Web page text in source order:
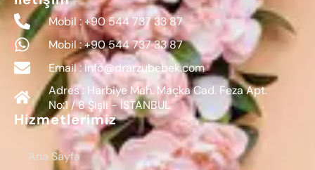
Mobil : +90 544 737 33 87
Mobil : +90 544 737 33 87
Email : info@drarzubebek.com
Adres : Harbiye Mah. Maçka Cad. Feza Apt.
No:1 / 8 Şişli - İSTANBUL
Hizmetlerimiz
Ana Sayfa